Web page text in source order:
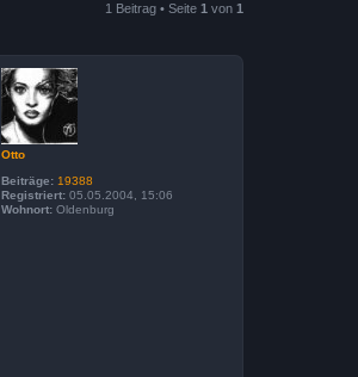
1 Beitrag • Seite 1 von 1
Otto
Beiträge: 19388
Registriert: 05.05.2004, 15:06
Wohnort: Oldenburg